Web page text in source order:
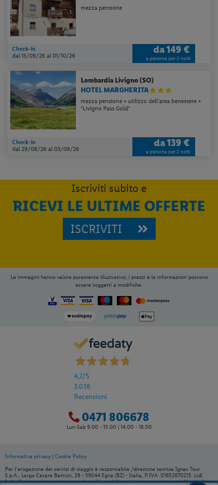
mezza pensione
Check-in
dal 15/09/26al 01/10/26
da149 €
a persona per 2 notti
Lombardia Livigno (SO)
HOTEL MARGHERITA
mezza pensione + utilizzo dell’area benessere +
"Livigno Pass Gold"
Check-in
dal 29/08/26al 03/09/26
da139 €
a persona per 2 notti
Iscriviti subito e
RICEVI LE ULTIME OFFERTE
ISCRIVITI
Le immagini hanno valore puramente illustrativo; i prezzi e le informazioni possono
essere soggetti a modifiche.
4,7/5
3.038
Recensioni
0471 806678
Lun-Sab 9.00 - 13.00 | 14.00 - 18.00
Informativa privacy
Cookie Policy
Per l’erogazione dei servizi di viaggio è responsabile /direzione tecnica Ignas Tour
S.p.A., Largo Cesare Battisti, 28 - 39044 Egna (BZ) - Italia, P.IVA: 01652670215. Lidl
Italia S.r.l. non è organizzatore né venditore del servizio viaggio, ai sensi dell’articolo
Per aggiungereLidl Viaggi alla tua
Home, apri il menu opzioni evidenziato
dall' icona
e selezionaInstalla
applicazione